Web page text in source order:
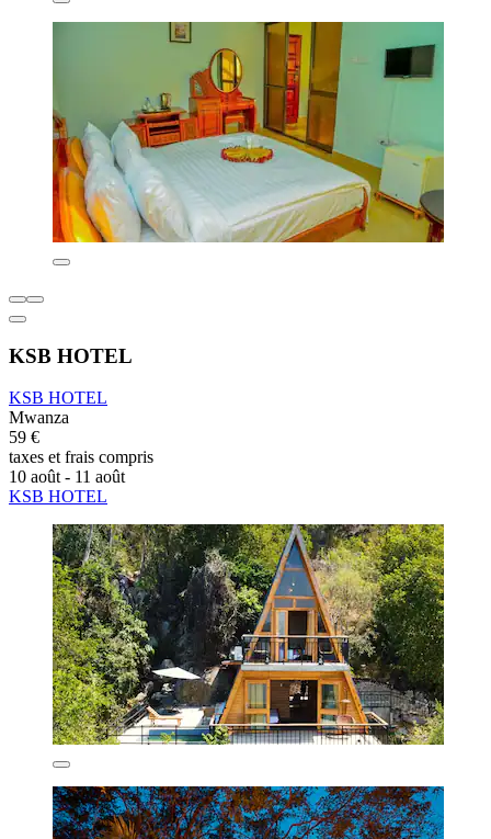
KSB HOTEL
KSB HOTEL
Mwanza
59 €
taxes et frais compris
10 août - 11 août
KSB HOTEL